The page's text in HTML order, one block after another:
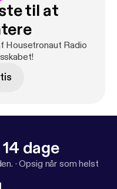
til at
Housetronaut Radio
dage
·Opsig når som helst